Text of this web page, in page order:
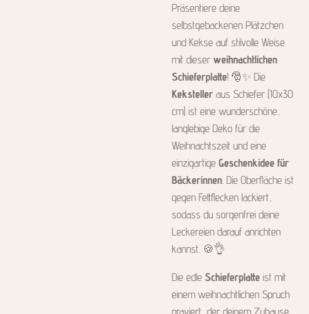
Präsentiere deine
selbstgebackenen Plätzchen
und Kekse auf stilvolle Weise
mit dieser weihnachtlichen
Schieferplatte! 🎅✨ Die
Keksteller aus Schiefer (10x30
cm) ist eine wunderschöne,
langlebige Deko für die
Weihnachtszeit und eine
einzigartige Geschenkidee für
Bäckerinnen. Die Oberfläche ist
gegen Fettflecken lackiert,
sodass du sorgenfrei deine
Leckereien darauf anrichten
kannst. 🍪👌
Die edle Schieferplatte ist mit
einem weihnachtlichen Spruch